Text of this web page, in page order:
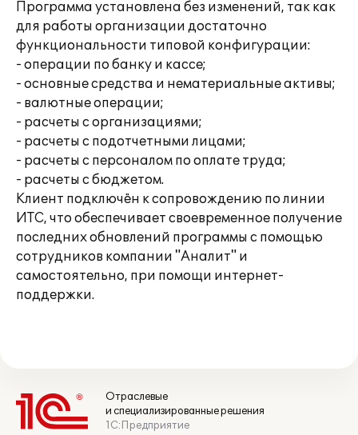
Программа установлена без изменений, так как
для работы организации достаточно
функциональности типовой конфигурации:
- операции по банку и кассе;
- основные средства и нематериальные активы;
- валютные операции;
- расчеты с организациями;
- расчеты с подотчетными лицами;
- расчеты с персоналом по оплате труда;
- расчеты с бюджетом.
Клиент подключён к сопровождению по линии
ИТС, что обеспечивает своевременное получение
последних обновлений программы с помощью
сотрудников компании "Аналит" и
самостоятельно, при помощи интернет-
поддержки.
Отраслевые
и специализированные решения
1С:Предприятие